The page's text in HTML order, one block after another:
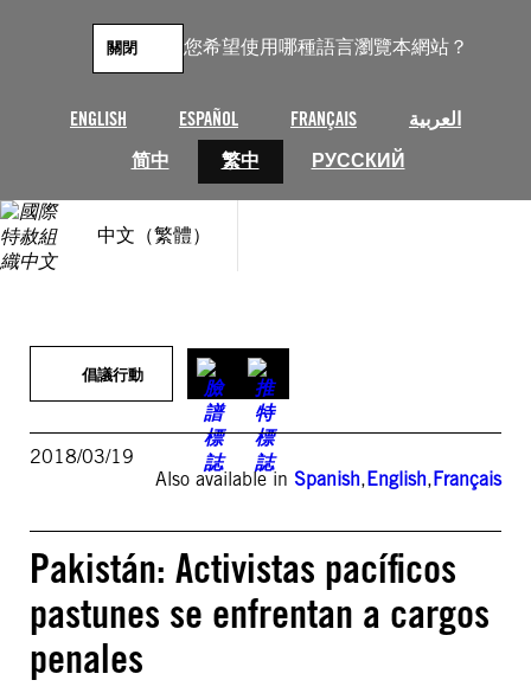
您希望使用哪種語言瀏覽本網站？
ENGLISH ESPAÑOL FRANÇAIS
العربية
简中
繁中 РУССКИЙ
關閉
中文（繁體）
倡議行動
2018/03/19
Also available in Spanish,English,Français
Pakistán: Activistas pacíficos
pastunes se enfrentan a cargos
penales